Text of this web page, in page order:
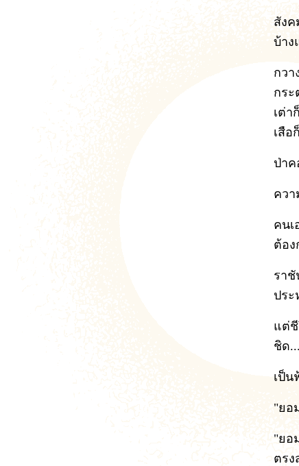
สัง
บ้าง
กวา
กระ
เต่า
เสือ
ป่า
ควา
คนเ
ต้อง
ราชั
ปร
แต่
ชิด
เป็น
"ยอ
"ยอ
ตรง